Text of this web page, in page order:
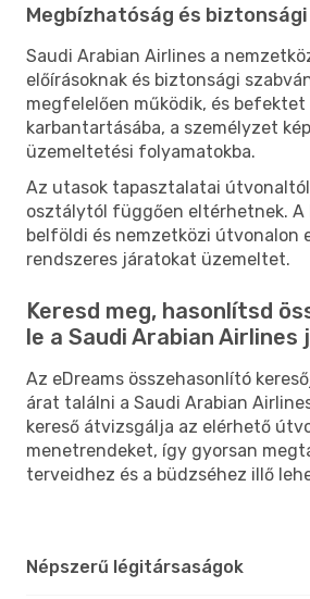
Megbízhatóság és
Saudi Arabian Airlines a
előírásoknak és biztonsági
megfelelően működik, és befektet
karbantartásába, a személyzet
üzemeltetési folyamatokba.
Az utasok tapasztalatai
osztálytól függően eltérhetnek. A
belföldi és nemzetközi útvonalon
rendszeres járatokat üzemeltet.
Keresd meg, hasonlítsd
le a Saudi Arabian
Az eDreams összehasonlító
árat találni a Saudi Arabian
kereső átvizsgálja az elérhető
menetrendeket, így gyorsan
terveidhez és a büdzséhez illő
Népszerű légitársaságok